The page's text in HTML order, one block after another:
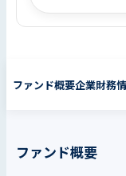
ファンド概要企業財務
ファンド概要